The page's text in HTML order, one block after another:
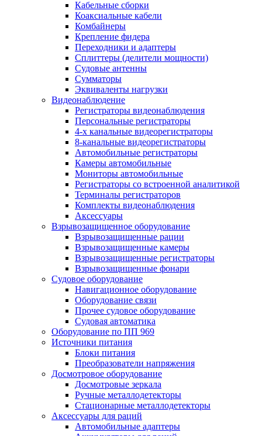
Кабельные сборки
Коаксиальные кабели
Комбайнеры
Крепление фидера
Переходники и адаптеры
Сплиттеры (делители мощности)
Судовые антенны
Сумматоры
Эквиваленты нагрузки
Видеонаблюдение
Регистраторы видеонаблюдения
Персональные регистраторы
4-х канальные видеорегистраторы
8-канальные видеорегистраторы
Автомобильные регистраторы
Камеры автомобильные
Мониторы автомобильные
Регистраторы со встроенной аналитикой
Терминалы регистраторов
Комплекты видеонаблюдения
Аксессуары
Взрывозащищенное оборудование
Взрывозащищенные рации
Взрывозащищенные камеры
Взрывозащищенные регистраторы
Взрывозащищенные фонари
Судовое оборудование
Навигационное оборудование
Оборудование связи
Прочее судовое оборудование
Судовая автоматика
Оборудование по ПП 969
Источники питания
Блоки питания
Преобразователи напряжения
Досмотровое оборудование
Досмотровые зеркала
Ручные металлодетекторы
Стационарные металлодетекторы
Аксессуары для раций
Автомобильные адаптеры